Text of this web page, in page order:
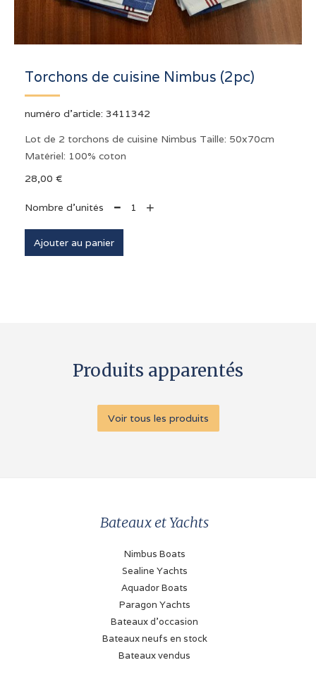
Torchons de cuisine Nimbus (2pc)
numéro d'article: 3411342
Lot de 2 torchons de cuisine Nimbus Taille: 50x70cm
Matériel: 100% coton
28,00 €
Nombre d'unités  +
Produits apparentés
Voir tous les produits
Bateaux et Yachts
Nimbus Boats
Sealine Yachts
Aquador Boats
Paragon Yachts
Bateaux d'occasion
Bateaux neufs en stock
Bateaux vendus